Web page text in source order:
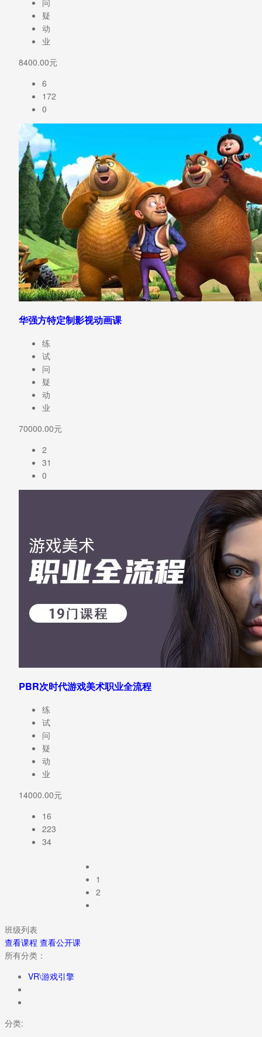
问
疑
动
业
8400.00元
6
172
0
华强方特定制影视动画课
练
试
问
疑
动
业
70000.00元
2
31
0
PBR次时代游戏美术职业全流程
练
试
问
疑
动
业
14000.00元
16
223
34
1
2
班级列表
查看课程 查看公开课
所有分类：
VR\游戏引擎
分类: